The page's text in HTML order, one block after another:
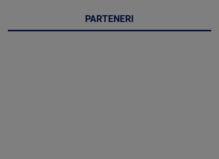
PARTENERI